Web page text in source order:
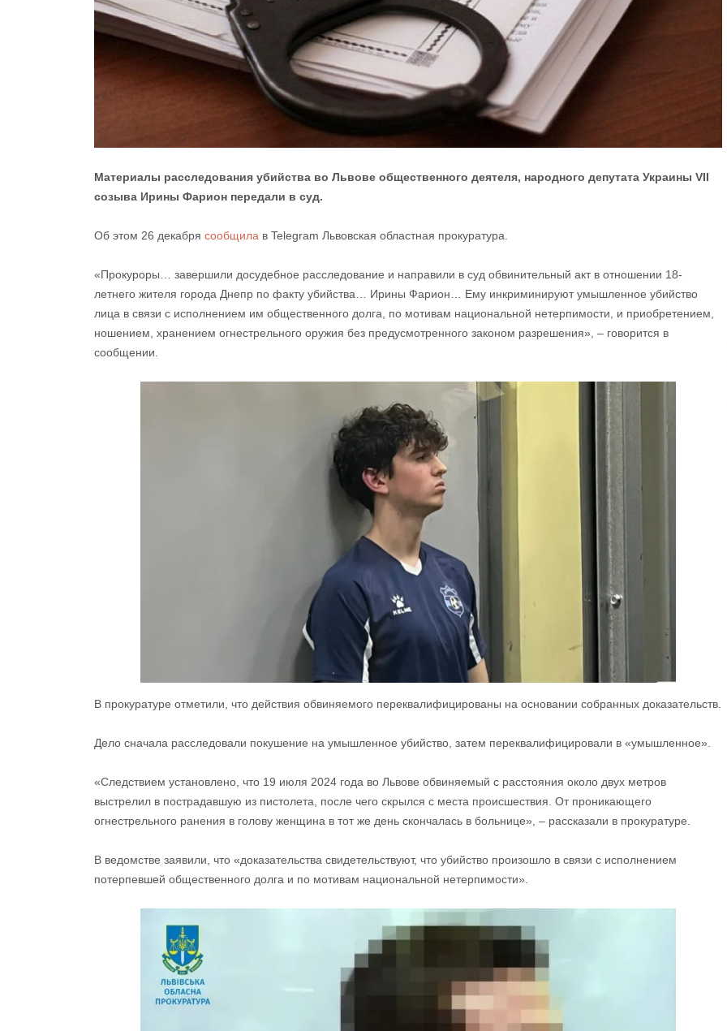
Материалы расследования убийства во Львове общественного деятеля, народного депутата Украины VII
созыва Ирины Фарион передали в суд.
Об этом 26 декабря сообщила в Telegram Львовская областная прокуратура.
«Прокуроры… завершили досудебное расследование и направили в суд обвинительный акт в отношении 18-
летнего жителя города Днепр по факту убийства… Ирины Фарион… Ему инкриминируют умышленное убийство
лица в связи с исполнением им общественного долга, по мотивам национальной нетерпимости, и приобретением,
ношением, хранением огнестрельного оружия без предусмотренного законом разрешения», – говорится в
сообщении.
В прокуратуре отметили, что действия обвиняемого переквалифицированы на основании собранных доказательств.
Дело сначала расследовали покушение на умышленное убийство, затем переквалифицировали в «умышленное».
«Следствием установлено, что 19 июля 2024 года во Львове обвиняемый с расстояния около двух метров
выстрелил в пострадавшую из пистолета, после чего скрылся с места происшествия. От проникающего
огнестрельного ранения в голову женщина в тот же день скончалась в больнице», – рассказали в прокуратуре.
В ведомстве заявили, что «доказательства свидетельствуют, что убийство произошло в связи с исполнением
потерпевшей общественного долга и по мотивам национальной нетерпимости».